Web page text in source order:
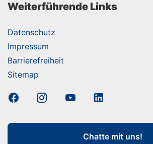
Weiterführende Links
Datenschutz
Impressum
Barrierefreiheit
Sitemap
Chatte mit uns!